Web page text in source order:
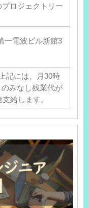
ロジェクトリー
電波ビル新館3
記には、月30時
みなし残業代が
給します。